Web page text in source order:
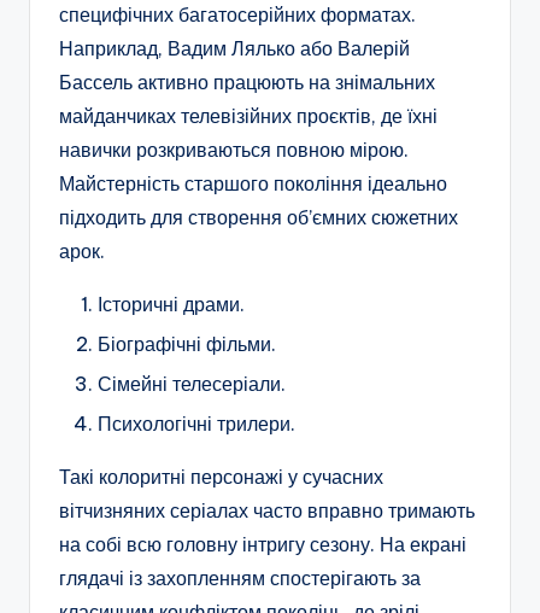
специфічних багатосерійних форматах.
Наприклад, Вадим Лялько або Валерій
Бассель активно працюють на знімальних
майданчиках телевізійних проєктів, де їхні
навички розкриваються повною мірою.
Майстерність старшого покоління ідеально
підходить для створення об’ємних сюжетних
арок.
Історичні драми.
Біографічні фільми.
Сімейні телесеріали.
Психологічні трилери.
Такі колоритні персонажі у сучасних
вітчизняних серіалах часто вправно тримають
на собі всю головну інтригу сезону. На екрані
глядачі із захопленням спостерігають за